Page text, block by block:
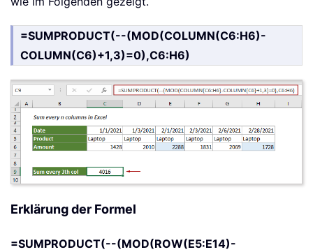
=SUMPRODUCT(--(MOD(COLUMN(C6:H6)-
COLUMN(C6)+1,3)=0),C6:H6)
Erklärung der Formel
=SUMPRODUCT(--(MOD(ROW(E5:E14)-